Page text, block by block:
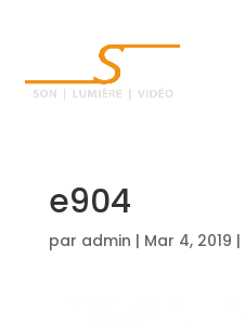
e904
par admin | Mar 4, 2019 |